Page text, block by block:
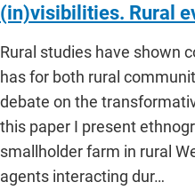
(in)visibilities. Rural
Rural studies have shown
has for both rural
debate on the
this paper I present
smallholder farm in rural
agents interacting dur…